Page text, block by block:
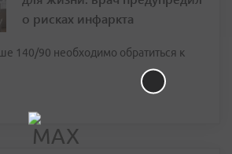
о рисках инфаркта
140/90 необходимо обратиться к